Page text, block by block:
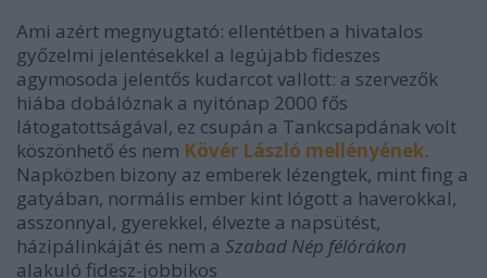
Ami azért megnyugtató: ellentétben a hivatalos
győzelmi jelentésekkel a legújabb fideszes
agymosoda jelentős kudarcot vallott: a szervezők
hiába dobálóznak a nyitónap 2000 fős
látogatottságával, ez csupán a Tankcsapdának volt
köszönhető és nem Kövér László mellényének.
Napközben bizony az emberek lézengtek, mint fing a
gatyában, normális ember kint lógott a haverokkal,
asszonnyal, gyerekkel, élvezte a napsütést,
házipálinkáját és nem a Szabad Nép félórákon
alakuló fidesz-jobbikos